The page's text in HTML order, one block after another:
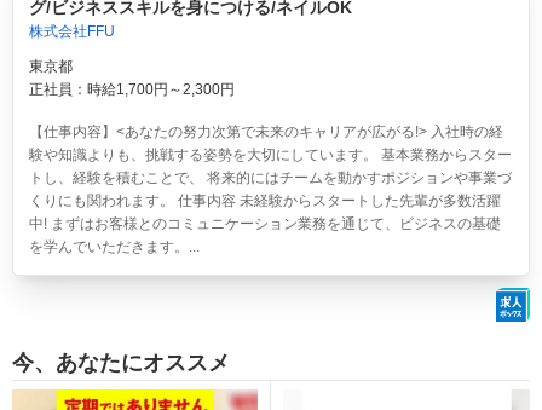
グ/ビジネススキルを身につける/ネイルOK
株式会社FFU
東京都
正社員：時給1,700円～2,300円
【仕事内容】<あなたの努力次第で未来のキャリアが広がる!> 入社時の経
験や知識よりも、挑戦する姿勢を大切にしています。 基本業務からスター
トし、経験を積むことで、 将来的にはチームを動かすポジションや事業づ
くりにも関われます。 仕事内容 未経験からスタートした先輩が多数活躍
中! まずはお客様とのコミュニケーション業務を通じて、ビジネスの基礎
を学んでいただきます。...
今、あなたにオススメ